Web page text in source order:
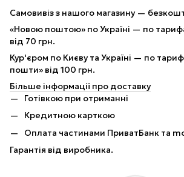
Самовивіз з нашого магазину —
«Новою поштою» по Україні — по
від 70 грн.
Кур'єром по Києву та Україні — по
пошти» від 100 грн.
Більше інформації про доставку
Готівкою при отриманні
Кредитною карткою
Оплата частинами ПриватБанк та
Гарантія від виробника.